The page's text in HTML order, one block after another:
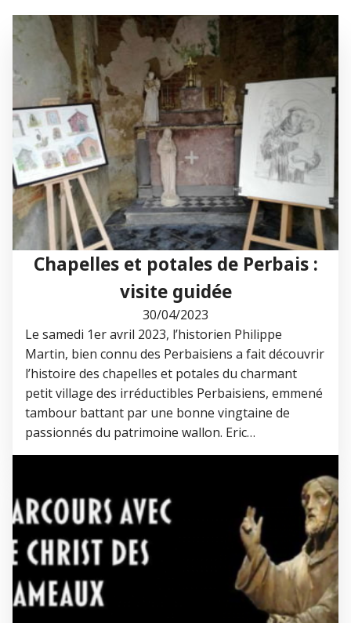
Chapelles et potales de Perbais :
visite guidée
30/04/2023
Le samedi 1er avril 2023, l’historien Philippe
Martin, bien connu des Perbaisiens a fait découvrir
l’histoire des chapelles et potales du charmant
petit village des irréductibles Perbaisiens, emmené
tambour battant par une bonne vingtaine de
passionnés du patrimoine wallon. Eric…